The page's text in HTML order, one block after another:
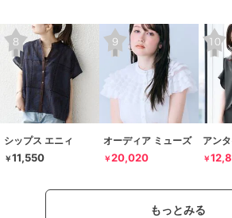
シップス エニィ
￥11,550
オーディア ミューズ
￥20,020
アン
￥
もっとみる